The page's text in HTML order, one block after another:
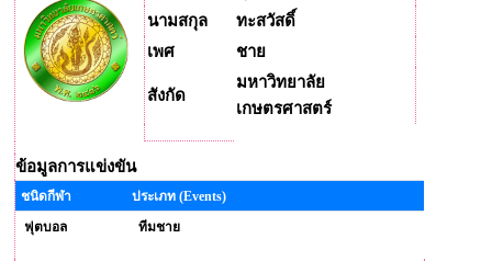
นามสกุล
ทะสวัสดิ์
เพศ
ชาย
สังกัด
มหาวิทยาลัย
เกษตรศาสตร์
ข้อมูลการแข่งขัน
ชนิดกีฬา
ประเภท (Events)
ฟุตบอล
ทีมชาย